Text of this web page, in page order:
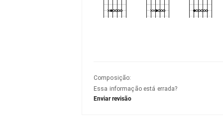
Composição:
Essa informação está errada?
Enviar revisão